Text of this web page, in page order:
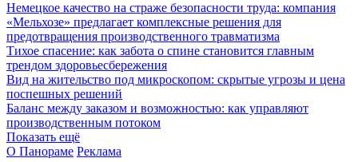
Немецкое качество на страже безопасности труда: компания
«Мельхозе» предлагает комплексные решения для
предотвращения производственного травматизма
Тихое спасение: как забота о спине становится главным
трендом здоровьесбережения
Вид на жительство под микроскопом: скрытые угрозы и цена
поспешных решений
Баланс между заказом и возможностью: как управляют
производственным потоком
Показать ещё
О Панораме Реклама